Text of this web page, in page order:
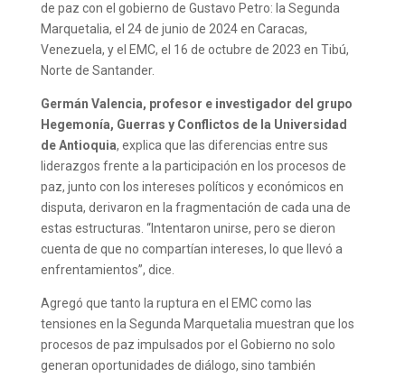
de paz con el gobierno de Gustavo Petro: la Segunda
Marquetalia, el 24 de junio de 2024 en Caracas,
Venezuela, y el EMC, el 16 de octubre de 2023 en Tibú,
Norte de Santander.
Germán Valencia, profesor e investigador del grupo
Hegemonía, Guerras y Conflictos de la Universidad
de Antioquia, explica que las diferencias entre sus
liderazgos frente a la participación en los procesos de
paz, junto con los intereses políticos y económicos en
disputa, derivaron en la fragmentación de cada una de
estas estructuras. “Intentaron unirse, pero se dieron
cuenta de que no compartían intereses, lo que llevó a
enfrentamientos”, dice.
Agregó que tanto la ruptura en el EMC como las
tensiones en la Segunda Marquetalia muestran que los
procesos de paz impulsados por el Gobierno no solo
generan oportunidades de diálogo, sino también